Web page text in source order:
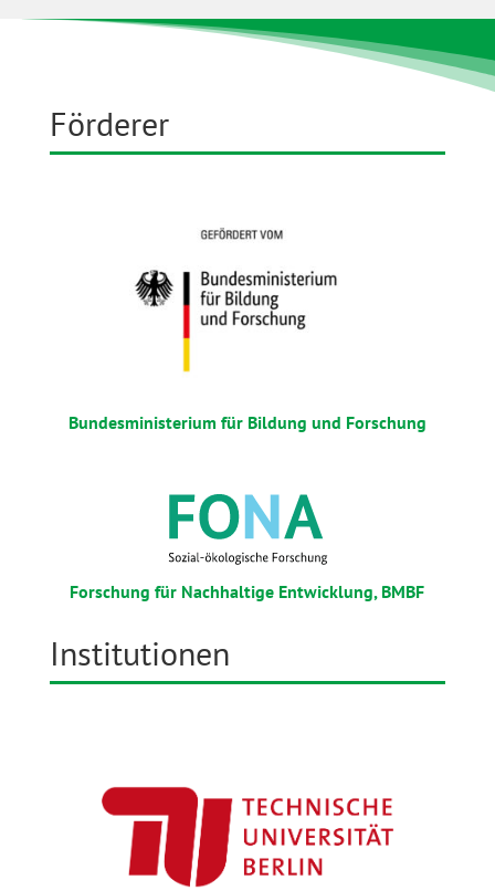
Förderer
Bundesministerium für Bildung und Forschung
Forschung für Nachhaltige Entwicklung, BMBF
Institutionen